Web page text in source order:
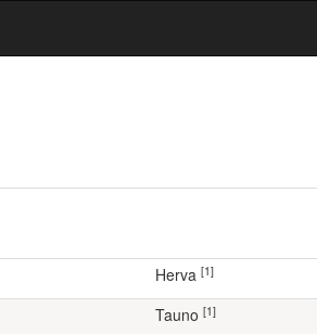
Herva [1]
Tauno [1]